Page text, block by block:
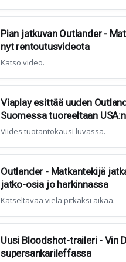
Pian jatkuvan Outlander -
nyt rentoutusvideota
Katso video.
Viaplay esittää uuden
Suomessa tuoreeltaan
Viides tuotantokausi luvassa.
Outlander - Matkantekijä
jatko-osia jo harkinnassa
Katseltavaa vielä pitkäksi aikaa.
Uusi Bloodshot-traileri - Vin
supersankarileffassa